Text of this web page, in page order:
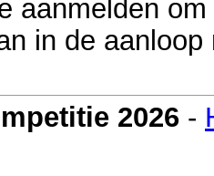
aanmelden
in de
2026 -